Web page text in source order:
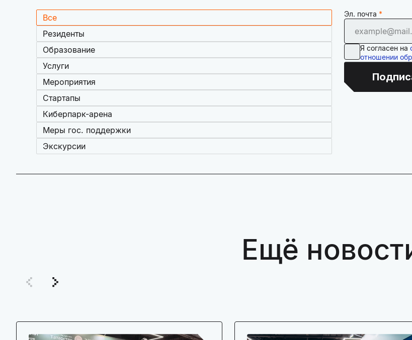
Все
Резиденты
Образование
Услуги
Мероприятия
Стартапы
Киберпарк-арена
Меры гос. поддержки
Экскурсии
Эл. почта
Я согласен на
отношении
Ещё